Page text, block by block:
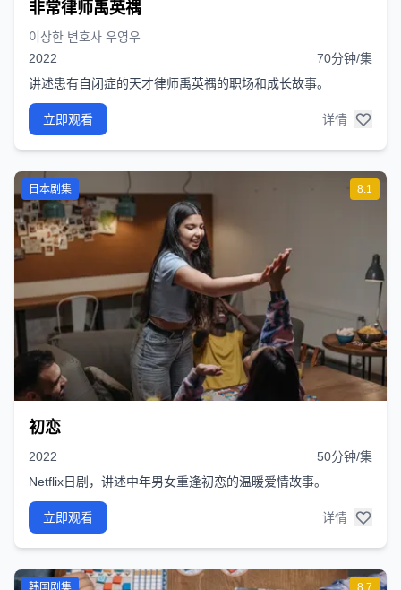
非常律师禹英禑
이상한 변호사 우영우
2022
70分钟/集
讲述患有自闭症的天才律师禹英禑的职场和成长故事。
立即观看 详情
8.1
日本剧集
初恋
2022
50分钟/集
Netflix日剧，讲述中年男女重逢初恋的温暖爱情故事。
立即观看 详情
8.7
韩国剧集